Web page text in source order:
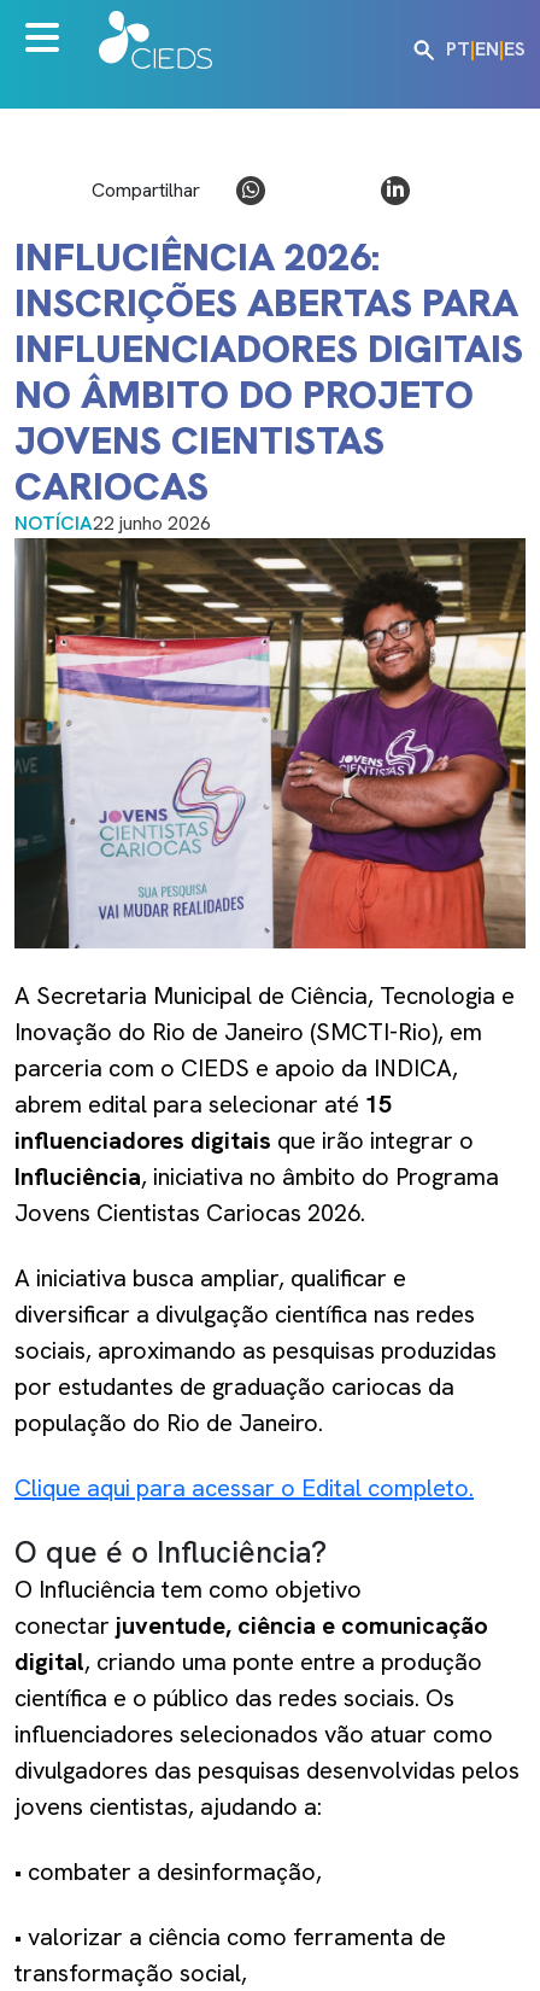
PT|EN|ES
Compartilhar
INFLUCIÊNCIA 2026:
INSCRIÇÕES ABERTAS PARA
INFLUENCIADORES DIGITAIS
NO ÂMBITO DO PROJETO
JOVENS CIENTISTAS
CARIOCAS
NOTÍCIA22 junho 2026
A Secretaria Municipal de Ciência, Tecnologia e
Inovação do Rio de Janeiro (SMCTI-Rio), em
parceria com o CIEDS e apoio da INDICA,
abrem edital para selecionar até 15
influenciadores digitais que irão integrar o
Influciência, iniciativa no âmbito do Programa
Jovens Cientistas Cariocas 2026.
A iniciativa busca ampliar, qualificar e
diversificar a divulgação científica nas redes
sociais, aproximando as pesquisas produzidas
por estudantes de graduação cariocas da
população do Rio de Janeiro.
Clique aqui para acessar o Edital completo.
O que é o Influciência?
O Influciência tem como objetivo
conectar juventude, ciência e comunicação
digital, criando uma ponte entre a produção
científica e o público das redes sociais. Os
influenciadores selecionados vão atuar como
divulgadores das pesquisas desenvolvidas pelos
jovens cientistas, ajudando a:
• combater a desinformação,
• valorizar a ciência como ferramenta de
transformação social,